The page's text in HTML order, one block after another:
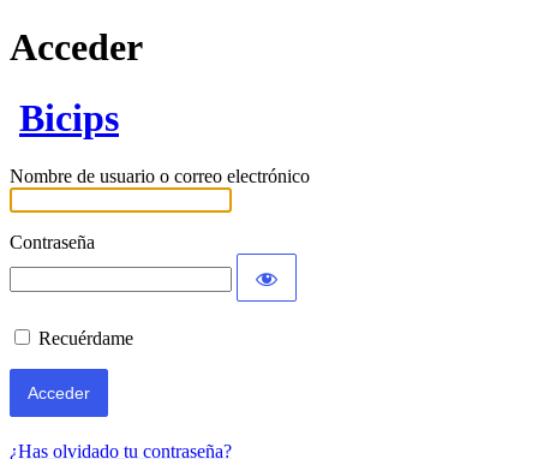
Acceder
Bicips
Nombre de usuario o correo electrónico
Contraseña
Recuérdame
¿Has olvidado tu contraseña?